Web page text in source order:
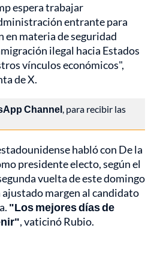
espera trabajar
entrante para
en materia de seguridad
ilegal hacia Estados
vínculos económicos",
de X.
Channel, para recibir las
habló con De la
presidente electo, según el
vuelta de este domingo
ajustado margen al candidato
"Los mejores días de
, vaticinó Rubio.